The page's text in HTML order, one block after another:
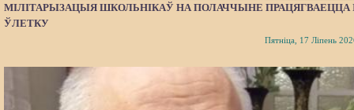
МІЛІТАРЫЗАЦЫЯ ШКОЛЬНІКАЎ НА ПОЛАЧЧЫНЕ ПРАЦЯГВАЕЦЦА
ЎЛЕТКУ
Пятніца, 17 Ліпень